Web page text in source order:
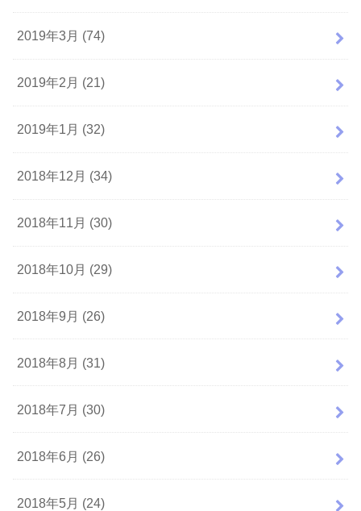
2019年3月 (74)
2019年2月 (21)
2019年1月 (32)
2018年12月 (34)
2018年11月 (30)
2018年10月 (29)
2018年9月 (26)
2018年8月 (31)
2018年7月 (30)
2018年6月 (26)
2018年5月 (24)